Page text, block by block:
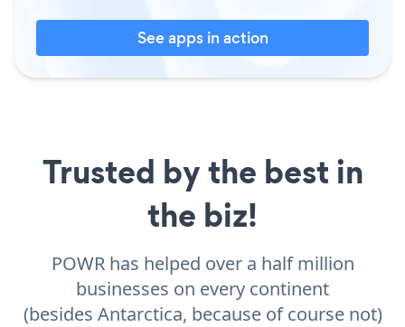
See apps in action
Trusted by the best in
the biz!
POWR has helped over a half million
businesses on every continent
(besides Antarctica, because of course not)